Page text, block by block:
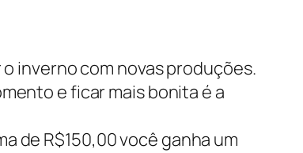
inverno com novas produções.
e ficar mais bonita é a
de R$150,00 você ganha um